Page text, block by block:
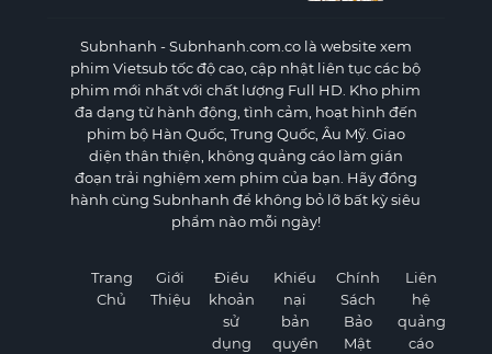
Subnhanh - Subnhanh.com.co là website xem
phim Vietsub tốc độ cao, cập nhật liên tục các bộ
phim mới nhất với chất lượng Full HD. Kho phim
đa dạng từ hành động, tình cảm, hoạt hình đến
phim bộ Hàn Quốc, Trung Quốc, Âu Mỹ. Giao
diện thân thiện, không quảng cáo làm gián
đoạn trải nghiệm xem phim của bạn. Hãy đồng
hành cùng Subnhanh để không bỏ lỡ bất kỳ siêu
phẩm nào mỗi ngày!
Trang
Chủ
Giới
Thiệu
Điều
khoản
sử
dụng
Khiếu
nại
bản
quyền
Chính
Sách
Bảo
Mật
Liên
hệ
quảng
cáo